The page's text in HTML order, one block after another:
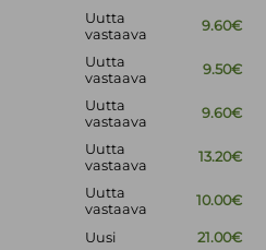
Uutta
vastaava
9.60€
Uutta
vastaava
9.50€
Uutta
vastaava
9.60€
Uutta
vastaava
13.20€
Uutta
vastaava
10.00€
Uusi 21.00€